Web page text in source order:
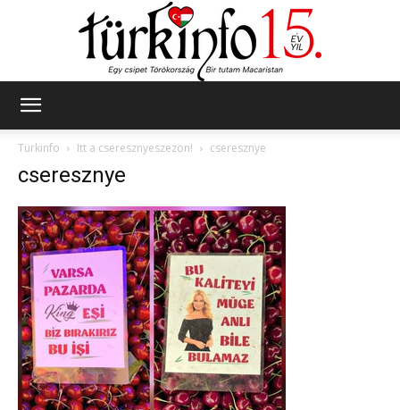
Türkinfo
Itt a cseresznyeszezon! cseresznye
cseresznye